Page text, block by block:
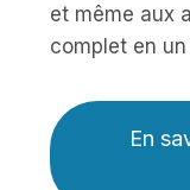
et même aux
complet en
En